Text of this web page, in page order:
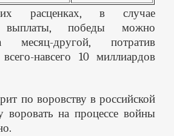
расценках, в случае
выплаты, победы можно
месяц-другой, потратив
навсего 10 миллиардов
по воровству в российской
воровать на процессе войны